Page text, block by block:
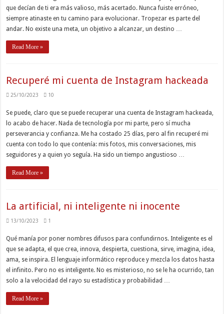
que decían de ti era más valioso, más acertado. Nunca fuiste erróneo,
siempre atinaste en tu camino para evolucionar. Tropezar es parte del
andar. No existe una meta, un objetivo a alcanzar, un destino …
Read More »
Recuperé mi cuenta de Instagram hackeada
25/10/2023 10
Se puede, claro que se puede recuperar una cuenta de Instagram hackeada,
lo acabo de hacer. Nada de tecnología por mi parte, pero sí mucha
perseverancia y confianza. Me ha costado 25 días, pero al fin recuperé mi
cuenta con todo lo que contenía: mis fotos, mis conversaciones, mis
seguidores y a quien yo seguía. Ha sido un tiempo angustioso …
Read More »
La artificial, ni inteligente ni inocente
13/10/2023 1
Qué manía por poner nombres difusos para confundirnos. Inteligente es el
que se adapta, el que crea, innova, despierta, cuestiona, sirve, imagina, idea,
ama, se inspira. El lenguaje informático reproduce y mezcla los datos hasta
el infinito. Pero no es inteligente. No es misterioso, no se le ha ocurrido, tan
solo a la velocidad del rayo su estadística y probabilidad …
Read More »